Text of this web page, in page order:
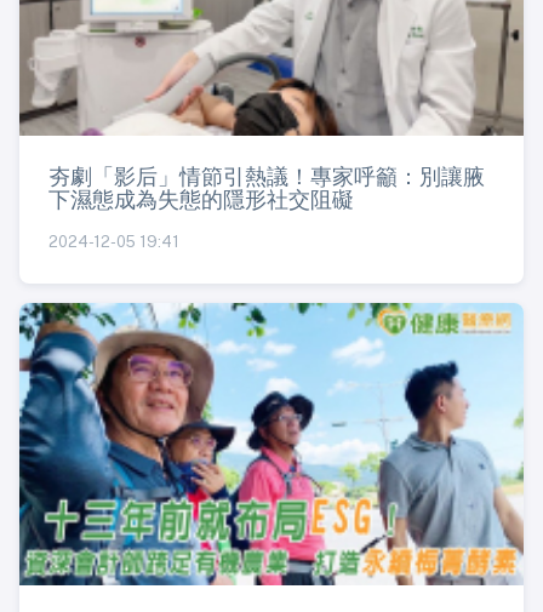
夯劇「影后」情節引熱議！專家呼籲：別讓腋
下濕態成為失態的隱形社交阻礙
2024-12-05 19:41